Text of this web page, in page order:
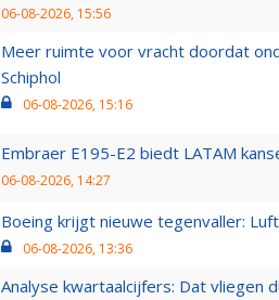
06-08-2026, 15:56
Meer ruimte voor vracht doordat
Schiphol
06-08-2026, 15:16
Embraer E195-E2 biedt LATAM
06-08-2026, 14:27
Boeing krijgt nieuwe tegenvaller:
06-08-2026, 13:36
Analyse kwartaalcijfers: Dat vliegen